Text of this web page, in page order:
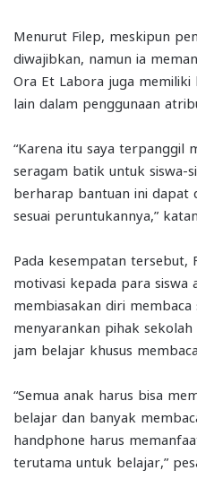
Menurut Filep, meskipun
diwajibkan, namun ia
Ora Et Labora juga memiliki
lain dalam penggunaan
“Karena itu saya terpanggil
seragam batik untuk siswa-
berharap bantuan ini dapat
sesuai peruntukannya,”
Pada kesempatan tersebut,
motivasi kepada para siswa
membiasakan diri membaca
menyarankan pihak
jam belajar khusus
“Semua anak harus bisa
belajar dan banyak
handphone harus
terutama untuk belajar,”